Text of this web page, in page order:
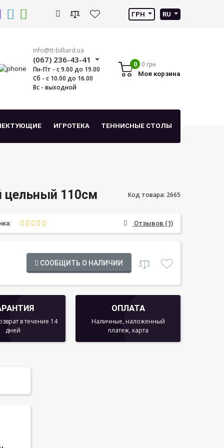
ГРН RU
info@tt-billiard.ua
(067) 236-43-41
Пн-Пт - с 9.00 до 19.00
Сб - с 10.00 до 16.00
Вс - выходной
0 0 грн
Моя корзина
ИГРОТЕКА ТЕННИСНЫЕ СТОЛЫ
цельный 110см Код товара: 2665
Отзывов (1)
СООБЩИТЬ О НАЛИЧИИ
в течение 14
дней
ОПЛАТА
Наличные, наложенный
платеж, карта